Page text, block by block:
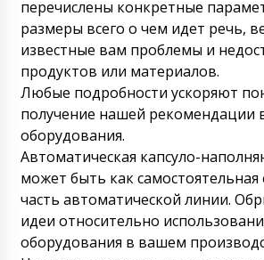
перечислены конкретные
размеры всего о чем идет речь,
известные вам проблемы и
продуктов или материалов.
Любые подробности ускоряют
получение нашей рекомендации
оборудования.
Автоматическая капсуло-
может быть как
часть автоматической линии.
идеи относительно
оборудования в вашем